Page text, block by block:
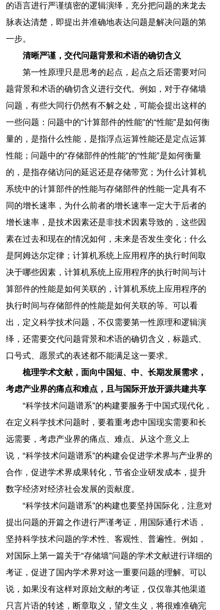
的语言进行严谨缜密的逻辑演绎，充分把问题的来龙去
脉表达清楚，即提出并准确地表达问题是解决问题的第
一步。
清晰严谨，交代问题背景和术语的确切含义
第一性原理只是思考的起点，起点之后还需要对问
题背景和术语的确切含义进行交代。例如，对于存储墙
问题，有些大同行仍然有不解之处，可能会提出这样的
一些问题：问题中的“计算部件的性能”的“性能”是如何衡
量的，是指什么性能，是指浮点运算性能还是定点运算
性能；问题中的“存储部件的性能”的“性能”是如何衡量
的，是指存储访问的延迟还是存储带宽；为什么计算机
系统中的计算部件的性能与存储部件的性能一定具有不
同的增长速率，为什么前者的增长速率一定大于后者的
增长速率，是技术因素还是非技术因素导致的，这些因
素在过去和现在的情况如何，未来是否发生变化；什么
是阿姆达尔定律；计算机系统上应用程序的执行时间取
决于哪些因素，计算机系统上应用程序的执行时间与计
算部件的性能是如何关联的，计算机系统上应用程序的
执行时间与存储部件的性能是如何关联的等。可以看
出，定义科学技术问题，不仅需要第一性原理和逻辑演
绎，还需要交代问题背景和术语的确切含义，标题式、
口号式、愿景式的表述都不能满足这一要求。
梳理学术文献，面向中国短、中、长期发展需求，
考虑产业界的痛点和难点，且与国际开放开源共建共享
“科学技术问题谱系”的构建要服务于中国式现代化，
在定义科学技术问题时，要着重考虑中国现实需要和长
远需要，考虑产业界的痛点、难点。从这个意义上
说，“科学技术问题谱系”的构建会促进学术界与产业界的
合作，促进学术界成果转化，节省企业研发成本，提升
数字经济对经济社会发展的贡献度。
“科学技术问题谱系”的构建也要坚持国际化，注意对
提出问题的开篇之作进行严谨考证，用国际通行术语，
坚持科学技术问题的学术性、客观性、普遍性。例如，
对国际上第一篇关于“存储墙”问题的学术文献进行详细的
考证，促进了国内学术界对这一重要问题的理解。可以
说，如果没有这样对原始文献的考证，仅仅靠其他渠道
只言片语的转述，断章取义，望文生义，将很难准确完